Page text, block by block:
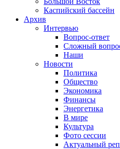
Каспийский бассейн
Архив
Интервью
Вопрос-ответ
Сложный
Наши
Новости
Политика
Общество
Экономика
Финансы
Энергетика
В мире
Культура
Фото сессии
Актуальный